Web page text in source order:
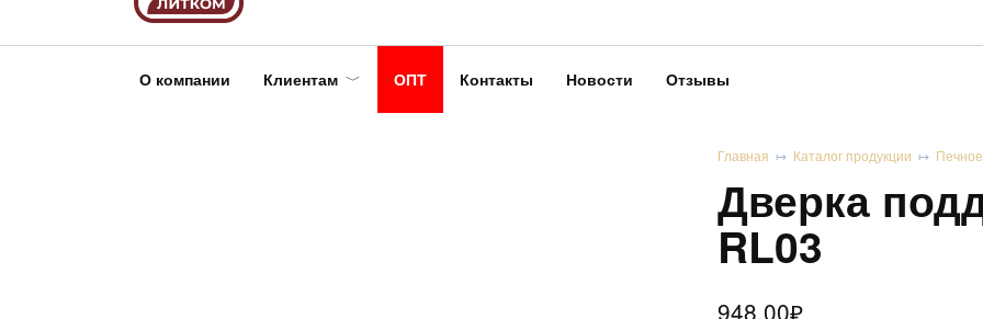
О компании Клиентам ОПТ Контакты Новости Отзывы
Главная Каталог продукции
Дверка
RL03
948.00₽